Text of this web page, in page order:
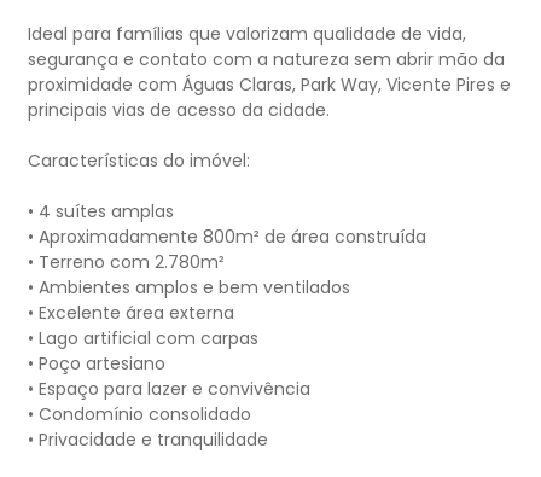
Ideal para famílias que valorizam qualidade de vida,
segurança e contato com a natureza sem abrir mão da
proximidade com Águas Claras, Park Way, Vicente Pires e
principais vias de acesso da cidade.
Características do imóvel:
• 4 suítes amplas
• Aproximadamente 800m² de área construída
• Terreno com 2.780m²
• Ambientes amplos e bem ventilados
• Excelente área externa
• Lago artificial com carpas
• Poço artesiano
• Espaço para lazer e convivência
• Condomínio consolidado
• Privacidade e tranquilidade